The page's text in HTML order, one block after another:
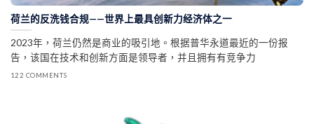
荷兰的反洗钱合规——世界上最具创新力经济体之一
2023年，荷兰仍然是商业的吸引地。根据普华永道最近的一份报
告，该国在技术和创新方面是领导者，并且拥有有竞争力
122 COMMENTS